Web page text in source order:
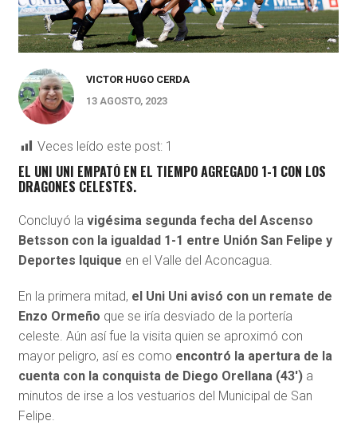
VICTOR HUGO CERDA
13 AGOSTO, 2023
Veces leído este post: 1
EL UNI UNI EMPATÓ EN EL TIEMPO AGREGADO 1-1 CON LOS
DRAGONES CELESTES.
Concluyó la vigésima segunda fecha del Ascenso
Betsson con la igualdad 1-1 entre Unión San Felipe y
Deportes Iquique en el Valle del Aconcagua.
En la primera mitad, el Uni Uni avisó con un remate de
Enzo Ormeño que se iría desviado de la portería
celeste. Aún así fue la visita quien se aproximó con
mayor peligro, así es como encontró la apertura de la
cuenta con la conquista de Diego Orellana (43′)a
minutos de irse a los vestuarios del Municipal de San
Felipe.